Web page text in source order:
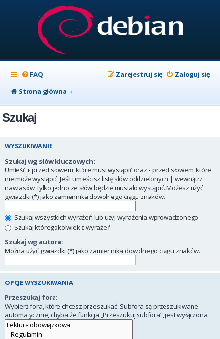
FAQ Zaloguj się
Zarejestruj się
Strona główna
Szukaj
WYSZUKIWANIE
Szukaj wg słów kluczowych:
Umieść +przed słowem, które musi wystąpić oraz - przed słowem, które
nie może wystąpić. Jeśli umieścisz listę słów oddzielonych | wewnątrz
nawiasów, tylko jedno ze słów będzie musiało wystąpić. Możesz użyć
gwiazdki (*) jako zamiennika dowolnego ciągu znaków.
Szukaj wszystkich wyrażeń lub użyj wyrażenia wprowadzonego
Szukaj któregokolwiek z wyrażeń
Szukaj wg autora:
Można użyć gwiazdki (*) jako zamiennika dowolnego ciągu znaków.
OPCJE WYSZUKIWANIA
Przeszukaj fora:
Wybierz fora, które chcesz przeszukać. Subfora są przeszukiwane
automatycznie, chyba że funkcja „Przeszukuj subfora”, jest wyłączona.